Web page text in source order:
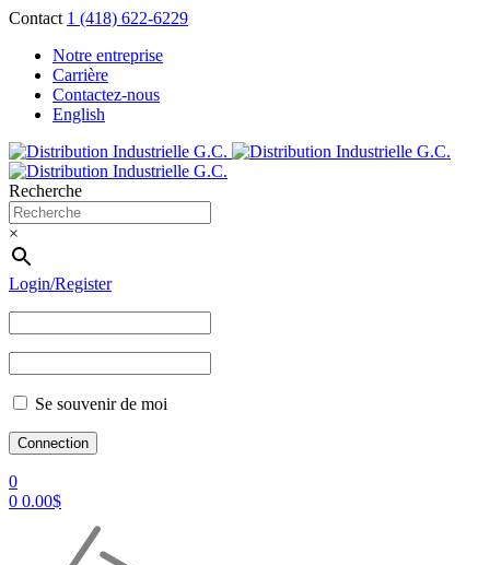
Contact 1 (418) 622-6229
Notre entreprise
Carrière
Contactez-nous
English
Recherche
×
Login/Register
Se souvenir de moi
0
0 0.00$